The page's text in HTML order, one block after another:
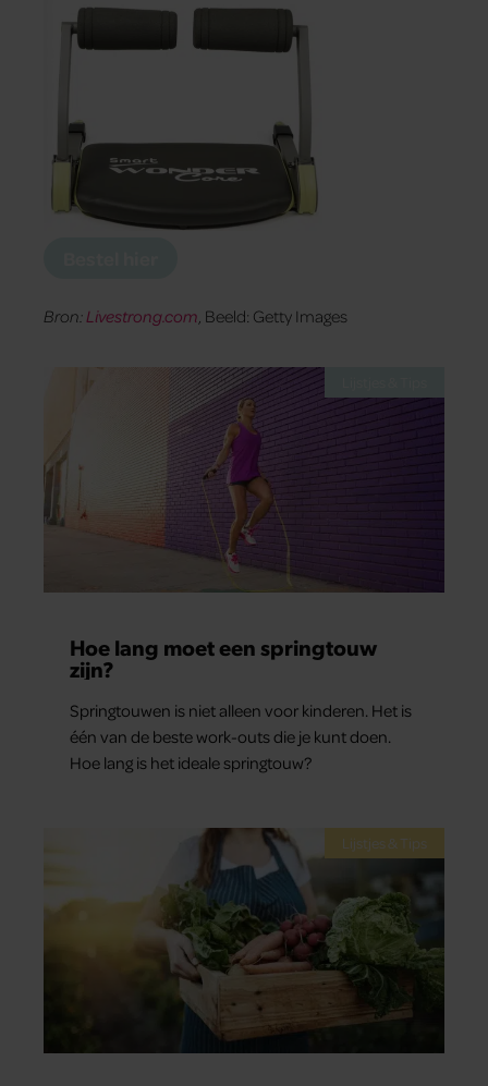
Bron:Livestrong.com, Beeld: Getty Images
Hoe lang moet een springtouw
zijn?
Springtouwen is niet alleen voor kinderen. Het is
één van de beste work-outs die je kunt doen.
Hoe lang is het ideale springtouw?
Lijstjes & Tips